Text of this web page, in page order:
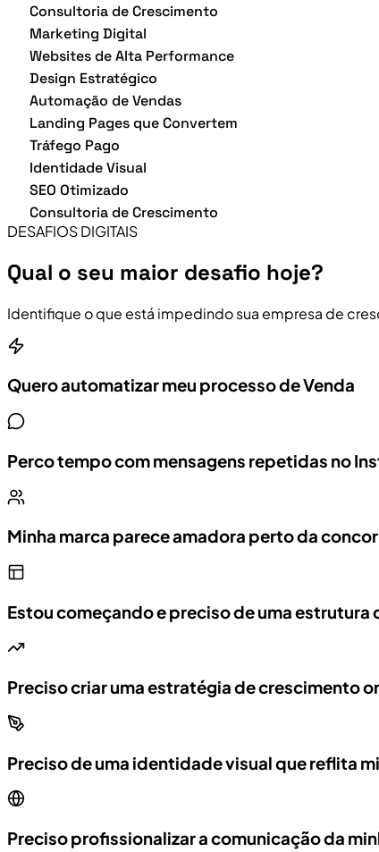
Consultoria de Crescimento
Marketing Digital
Websites de Alta Performance
Design Estratégico
Automação de Vendas
Landing Pages que Convertem
Tráfego Pago
Identidade Visual
SEO Otimizado
Consultoria de Crescimento
DESAFIOS DIGITAIS
Qual o seu maior desafio hoje?
Identifique o que está impedindo sua empresa de
Quero automatizar meu processo de Venda
Perco tempo com mensagens repetidas no
Minha marca parece amadora perto da
Estou começando e preciso de uma
Preciso criar uma estratégia de crescimento
Preciso de uma identidade visual que reflita
Preciso profissionalizar a comunicação da